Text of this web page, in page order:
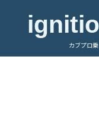
カブプロ